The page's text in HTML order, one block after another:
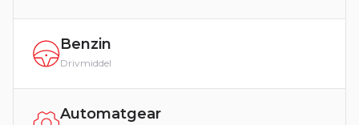
Benzin
Drivmiddel
Automatgear